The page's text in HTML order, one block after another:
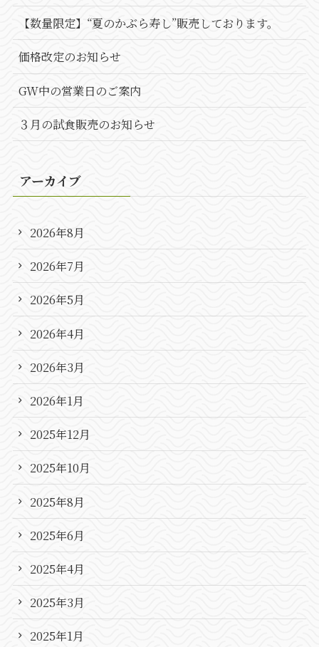
【数量限定】“夏のかぶら寿し”販売しております。
価格改定のお知らせ
GW中の営業日のご案内
３月の試食販売のお知らせ
アーカイブ
2026年8月
2026年7月
2026年5月
2026年4月
2026年3月
2026年1月
2025年12月
2025年10月
2025年8月
2025年6月
2025年4月
2025年3月
2025年1月